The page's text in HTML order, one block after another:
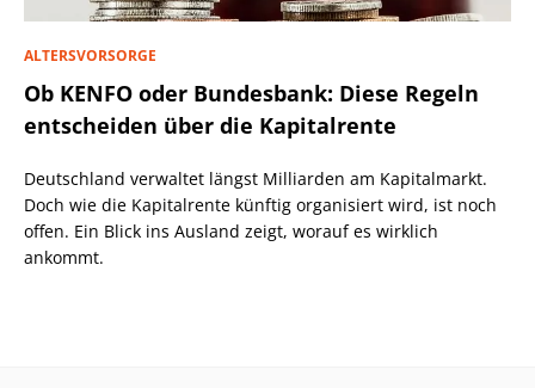
ALTERSVORSORGE
Ob KENFO oder Bundesbank: Diese Regeln
entscheiden über die Kapitalrente
Deutschland verwaltet längst Milliarden am Kapitalmarkt.
Doch wie die Kapitalrente künftig organisiert wird, ist noch
offen. Ein Blick ins Ausland zeigt, worauf es wirklich
ankommt.